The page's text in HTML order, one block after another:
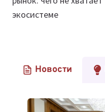
экосистеме
Новости